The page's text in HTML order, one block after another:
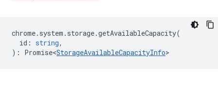
chrome. system . storage.getAvailableCapacity(
id : string,
) : Promise<StorageAvailableCapacityInfo>